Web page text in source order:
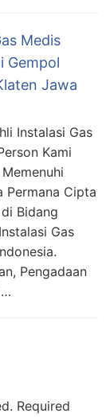
Medis
Gempol
Jawa
Instalasi Gas
Kami
Permana Cipta
Bidang
Gas
Pengadaan
…
Required